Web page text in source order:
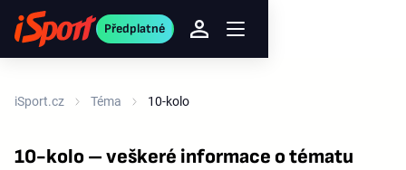
Předplatné
iSport.cz Téma 10-kolo
10-kolo – veškeré informace o tématu